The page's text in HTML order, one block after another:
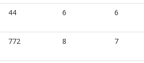
44 6 6
772 8 7